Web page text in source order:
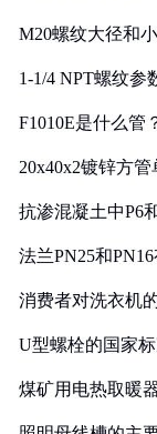
M20螺纹大径和
1-1/4 NPT螺纹参
F1010E是什么管
20x40x2镀锌方
抗渗混凝土中P6
法兰PN25和
消费者对洗衣机
U型螺栓的国家
煤矿用电热取暖